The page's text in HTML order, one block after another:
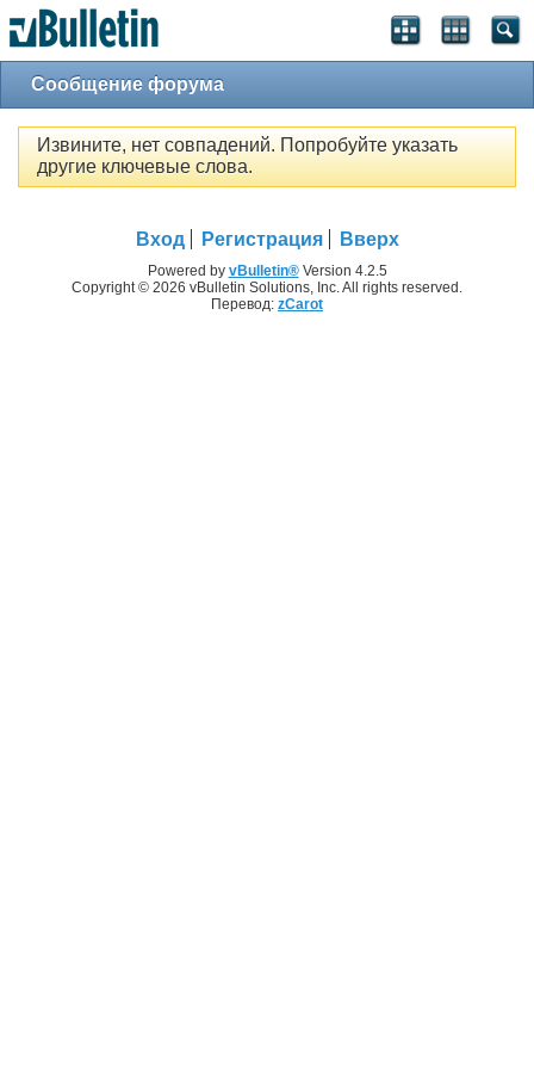
Сообщение форума
Извините, нет совпадений. Попробуйте указать
другие ключевые слова.
Вход Регистрация Вверх
Powered by vBulletin®Version 4.2.5
Copyright © 2026 vBulletin Solutions, Inc. All rights reserved.
Перевод: zCarot